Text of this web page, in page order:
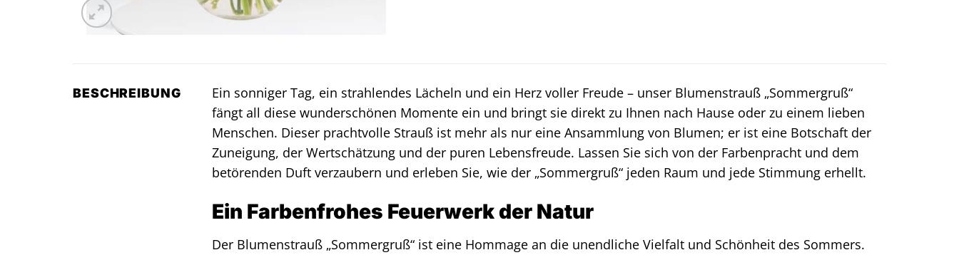
BESCHREIBUNG
Ein sonniger Tag, ein strahlendes Lächeln und ein Herz voller Freude – unser Blumenstrauß „Sommergruß“
fängt all diese wunderschönen Momente ein und bringt sie direkt zu Ihnen nach Hause oder zu einem lieben
Menschen. Dieser prachtvolle Strauß ist mehr als nur eine Ansammlung von Blumen; er ist eine Botschaft der
Zuneigung, der Wertschätzung und der puren Lebensfreude. Lassen Sie sich von der Farbenpracht und dem
betörenden Duft verzaubern und erleben Sie, wie der „Sommergruß“ jeden Raum und jede Stimmung erhellt.
Ein Farbenfrohes Feuerwerk der Natur
Der Blumenstrauß „Sommergruß“ ist eine Hommage an die unendliche Vielfalt und Schönheit des Sommers.